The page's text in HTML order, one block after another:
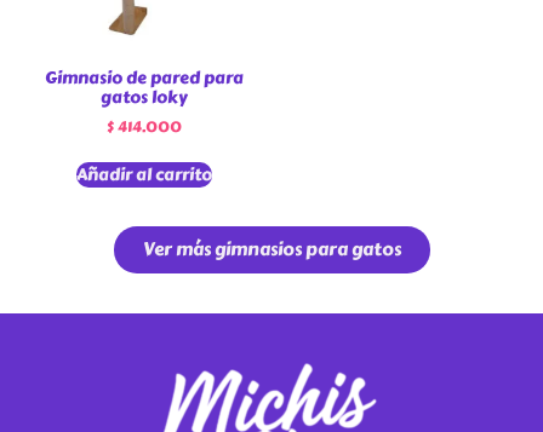
Gimnasio de pared para
gatos loky
$414.000
Añadir al carrito
Ver más gimnasios para gatos